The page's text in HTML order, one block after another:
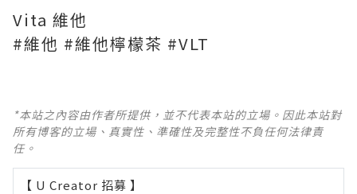
Vita 維他
#維他 #維他檸檬茶 #VLT
*本站之內容由作者所提供，並不代表本站的立場。因此本站對
所有博客的立場、真實性、準確性及完整性不負任何法律責
任。
【 U Creator 招募 】